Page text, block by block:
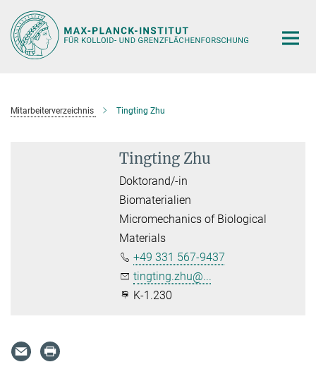
Hauptinhalt
Mitarbeiterverzeichnis Tingting Zhu
Tingting Zhu
Doktorand/-in
Biomaterialien
Micromechanics of Biological
Materials
+49 331 567-9437
tingting.zhu@...
K-1.230